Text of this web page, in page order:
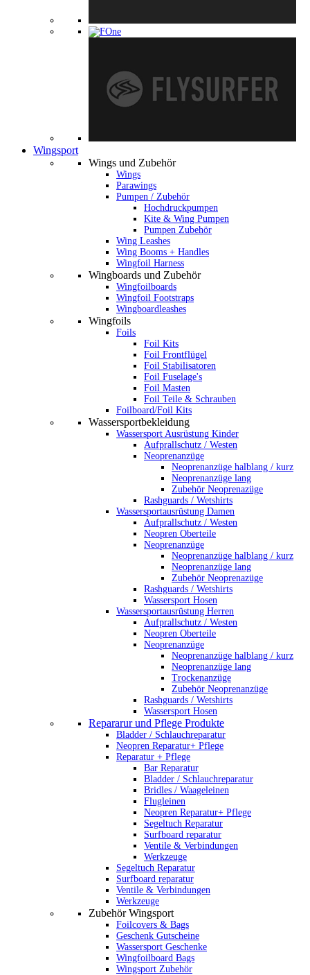
Wingsport
Wings und Zubehör
Wings
Parawings
Pumpen / Zubehör
Hochdruckpumpen
Kite & Wing Pumpen
Pumpen Zubehör
Wing Leashes
Wing Booms + Handles
Wingfoil Harness
Wingboards und Zubehör
Wingfoilboards
Wingfoil Footstraps
Wingboardleashes
Wingfoils
Foils
Foil Kits
Foil Frontflügel
Foil Stabilisatoren
Foil Fuselage's
Foil Masten
Foil Teile & Schrauben
Foilboard/Foil Kits
Wassersportbekleidung
Wassersport Ausrüstung Kinder
Aufprallschutz / Westen
Neoprenanzüge
Neoprenanzüge halblang / kurz
Neoprenanzüge lang
Zubehör Neoprenazüge
Rashguards / Wetshirts
Wassersportausrüstung Damen
Aufprallschutz / Westen
Neopren Oberteile
Neoprenanzüge
Neoprenanzüge halblang / kurz
Neoprenanzüge lang
Zubehör Neoprenazüge
Rashguards / Wetshirts
Wassersport Hosen
Wassersportausrüstung Herren
Aufprallschutz / Westen
Neopren Oberteile
Neoprenanzüge
Neoprenanzüge halblang / kurz
Neoprenanzüge lang
Trockenanzüge
Zubehör Neoprenanzüge
Rashguards / Wetshirts
Wassersport Hosen
Repararur und Pflege Produkte
Bladder / Schlauchreparatur
Neopren Reparatur+ Pflege
Reparatur + Pflege
Bar Reparatur
Bladder / Schlauchreparatur
Bridles / Waageleinen
Flugleinen
Neopren Reparatur+ Pflege
Segeltuch Reparatur
Surfboard reparatur
Ventile & Verbindungen
Werkzeuge
Segeltuch Reparatur
Surfboard reparatur
Ventile & Verbindungen
Werkzeuge
Zubehör Wingsport
Foilcovers & Bags
Geschenk Gutscheine
Wassersport Geschenke
Wingfoilboard Bags
Wingsport Zubehör